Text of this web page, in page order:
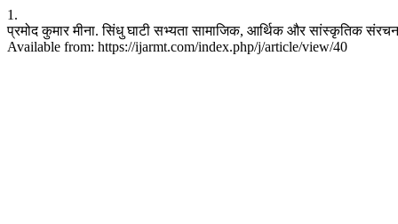
1.
प्रमोद कुमार मीना. सिंधु घाटी सभ्यता सामाजिक, आर्थिक और सांस्कृतिक
Available from: https://ijarmt.com/index.php/j/article/view/40